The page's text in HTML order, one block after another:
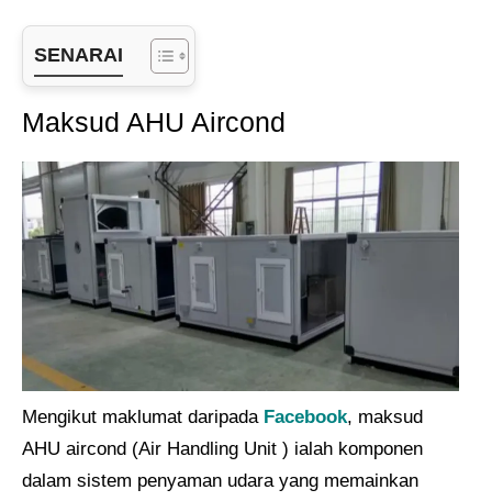
SENARAI
Maksud AHU Aircond
Mengikut maklumat daripada Facebook, maksud
AHU aircond (Air Handling Unit ) ialah komponen
dalam sistem penyaman udara yang memainkan